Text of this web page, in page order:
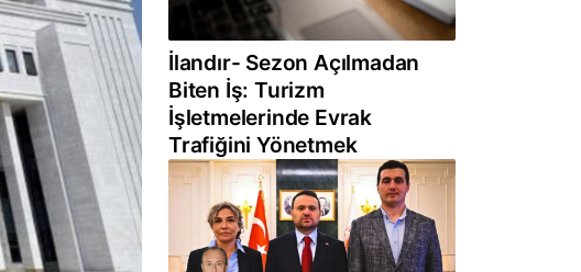
İlandır- Sezon Açılmadan
Biten İş: Turizm
İşletmelerinde Evrak
Trafiğini Yönetmek